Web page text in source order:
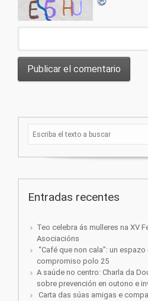
Entradas recentes
Teo celebra ás mulleres na XV
Asociacións
“Café que non cala”: un
compromiso polo 25
A saúde no centro: Charla da
sobre prevención en outono e
Carta das súas amigas e